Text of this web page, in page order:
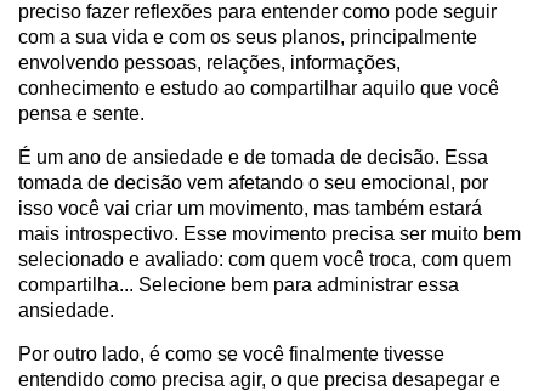
preciso fazer reflexões para entender como pode seguir
com a sua vida e com os seus planos, principalmente
envolvendo pessoas, relações, informações,
conhecimento e estudo ao compartilhar aquilo que você
pensa e sente.
É um ano de ansiedade e de tomada de decisão. Essa
tomada de decisão vem afetando o seu emocional, por
isso você vai criar um movimento, mas também estará
mais introspectivo. Esse movimento precisa ser muito bem
selecionado e avaliado: com quem você troca, com quem
compartilha... Selecione bem para administrar essa
ansiedade.
Por outro lado, é como se você finalmente tivesse
entendido como precisa agir, o que precisa desapegar e